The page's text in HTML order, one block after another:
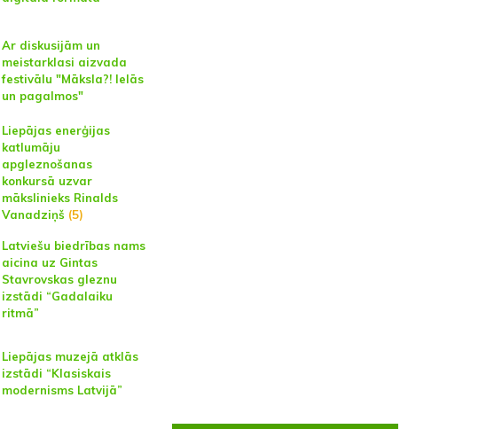
Ar diskusijām un
meistarklasi aizvada
festivālu "Māksla?! Ielās
un pagalmos"
Liepājas enerģijas
katlumāju
apgleznošanas
konkursā uzvar
mākslinieks Rinalds
Vanadziņš (5)
Latviešu biedrības nams
aicina uz Gintas
Stavrovskas gleznu
izstādi “Gadalaiku
ritmā”
Liepājas muzejā atklās
izstādi “Klasiskais
modernisms Latvijā”